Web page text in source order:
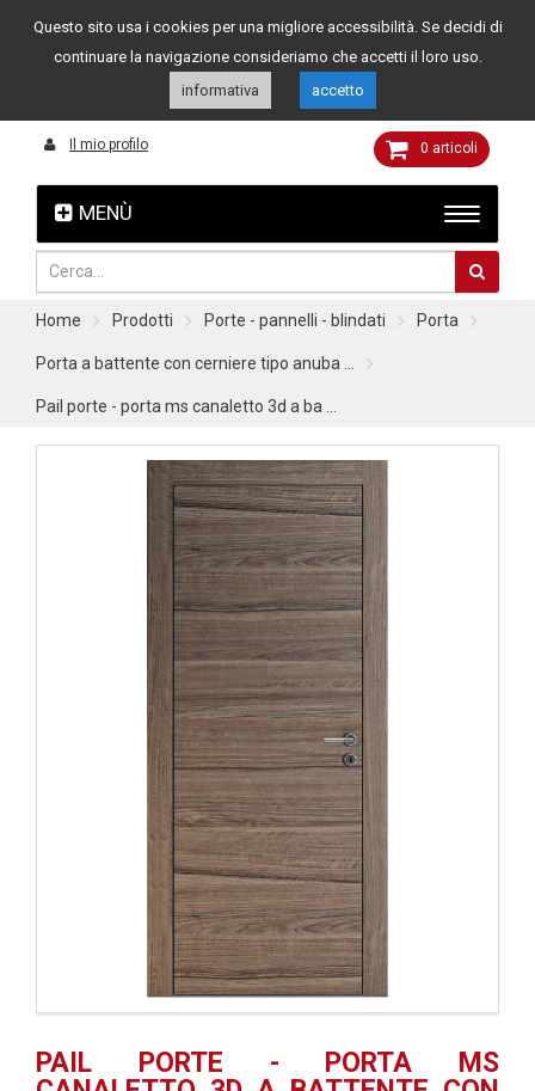
Assistenza clienti 049 8015108 349 4262144
MENÙ
Il mio profilo 0 articoli
Home Prodotti Porte - pannelli - blindati Porta
Porta a battente con cerniere tipo anuba ...
Pail porte - porta ms canaletto 3d a ba ...
PAIL PORTE - PORTA MS
Questo sito usa i cookies per una migliore accessibilità. Se decidi di
continuare la navigazione consideriamo che accetti il loro uso.
informativa
accetto